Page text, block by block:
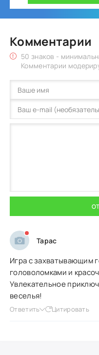
Комментарии
50 знаков -
Комментарии
Тарас
Игра с захватывающим
головоломками и
Увлекательное
веселья!
Ответить Цитировать